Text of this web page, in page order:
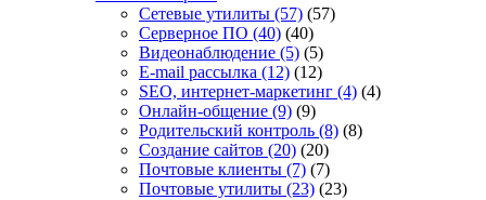
Сетевые утилиты (57) (57)
Серверное ПО (40) (40)
Видеонаблюдение (5) (5)
E-mail рассылка (12) (12)
SEO, интернет-маркетинг (4) (4)
Онлайн-общение (9) (9)
Родительский контроль (8) (8)
Создание сайтов (20) (20)
Почтовые клиенты (7) (7)
Почтовые утилиты (23) (23)